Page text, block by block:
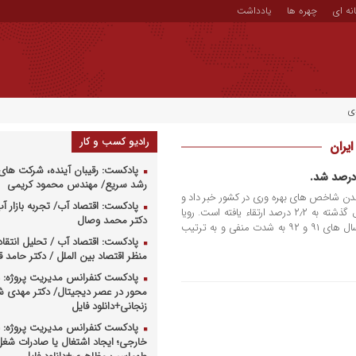
ای چهره ها یادداشت
شاخص های بهره وری در کشور خبر داد و
گفت : بهره وری کل عوامل تولید در سال گذشته به ۲٫۲ درصد ارتقاء یافته است. رویا
طباطبایی یزدی افزود : این شاخص در سال های ۹۱ و ۹۲ به شدت منفی و به ترتیب
رادیو کسب و کار
پادکست: رقیبان آینده، شرکت
رشد سریع/ مهندس محمود کریمی
پادکست: اقتصاد آب/ تجربه بازار
دکتر محمد وصال
پادکست: اقتصاد آب / تحلیل
منظر اقتصاد بین الملل / دکتر
پادکست کنفرانس مدیریت پروژه:
محور در عصر دیجیتال/ دکتر مهدی
زنجانی+دانلود فایل
پادکست کنفرانس مدیریت پروژه:
خارجی؛ ایجاد اشتغال یا صادرات